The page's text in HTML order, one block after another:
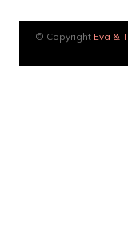
© Copyright Eva &